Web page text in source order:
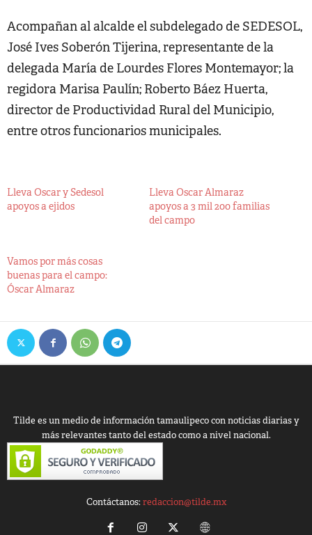
Acompañan al alcalde el subdelegado de SEDESOL,
José Ives Soberón Tijerina, representante de la
delegada María de Lourdes Flores Montemayor; la
regidora Marisa Paulín; Roberto Báez Huerta,
director de Productividad Rural del Municipio,
entre otros funcionarios municipales.
Lleva Oscar y Sedesol
apoyos a ejidos
Lleva Oscar Almaraz
apoyos a 3 mil 200 familias
del campo
Vamos por más cosas
buenas para el campo:
Óscar Almaraz
Tilde es un medio de información tamaulipeco con noticias diarias y
más relevantes tanto del estado como a nivel nacional.
Contáctanos:redaccion@tilde.mx